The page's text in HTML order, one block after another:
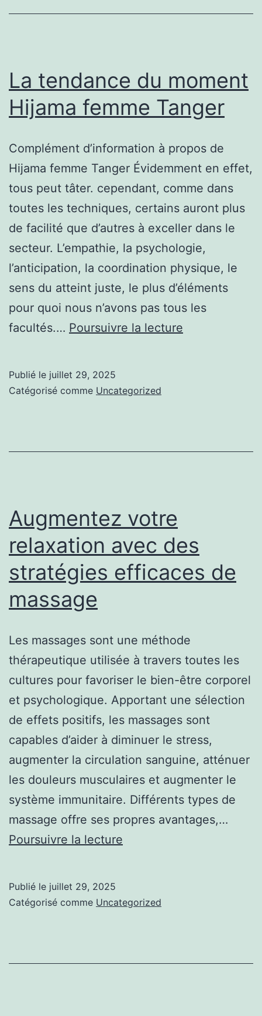
La tendance du moment
Hijama femme Tanger
Complément d’information à propos de
Hijama femme Tanger Évidemment en effet,
tous peut tâter. cependant, comme dans
toutes les techniques, certains auront plus
de facilité que d’autres à exceller dans le
secteur. L’empathie, la psychologie,
l’anticipation, la coordination physique, le
sens du atteint juste, le plus d’éléments
pour quoi nous n’avons pas tous les
facultés.… Poursuivre la lecture
Publié le juillet 29, 2025
Catégorisé comme Uncategorized
Augmentez votre
relaxation avec des
stratégies efficaces de
massage
Les massages sont une méthode
thérapeutique utilisée à travers toutes les
cultures pour favoriser le bien-être corporel
et psychologique. Apportant une sélection
de effets positifs, les massages sont
capables d’aider à diminuer le stress,
augmenter la circulation sanguine, atténuer
les douleurs musculaires et augmenter le
système immunitaire. Différents types de
massage offre ses propres avantages,…
Poursuivre la lecture
avec
Publié le juillet 29, 2025
Catégorisé comme Uncategorized